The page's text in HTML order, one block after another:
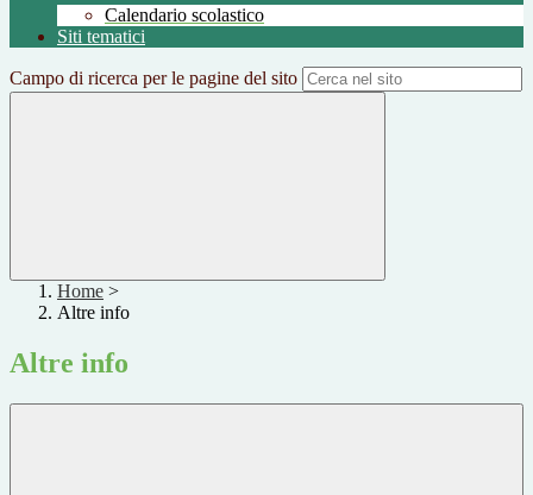
Calendario scolastico
Siti tematici
Campo di ricerca per le pagine del sito
Home >
Altre info
Altre info